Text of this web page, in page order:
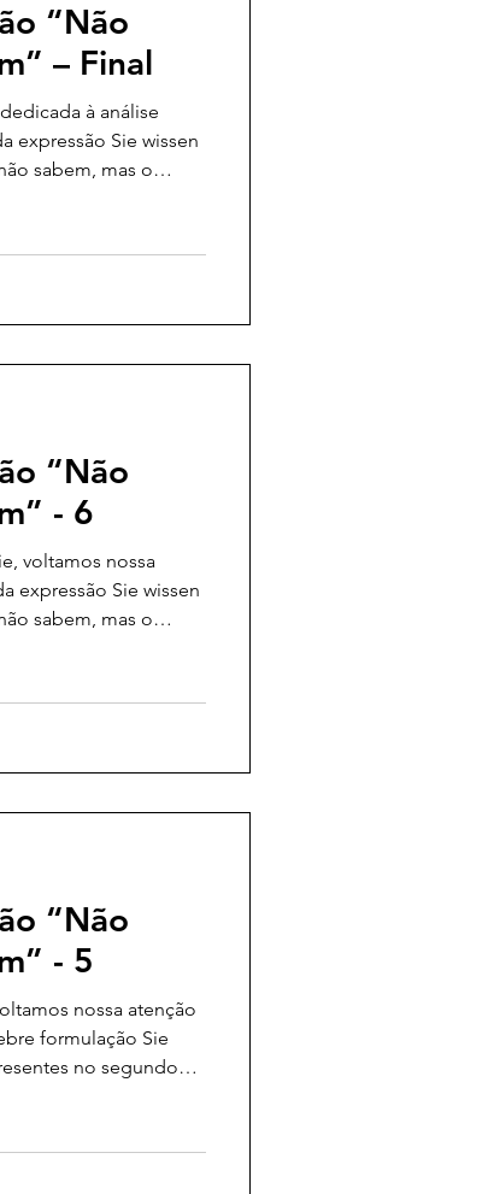
“Não
– Final
à análise
expressão Sie wissen
sabem, mas o
nesta etapa
uma Ontologia do
“Não
- 6
voltamos nossa
expressão Sie wissen
sabem, mas o
finais de sua vida, e
Nosso objetivo é, por
“Não
- 5
nossa atenção
formulação Sie
no segundo
reinterpreta e